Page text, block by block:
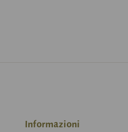
Informazioni